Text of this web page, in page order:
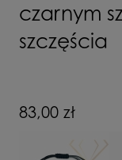
czarnym
szczęścia
83,00 zł